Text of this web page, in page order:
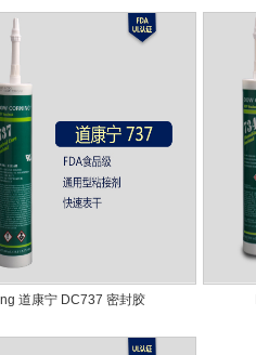
道康宁 DC737 密封胶